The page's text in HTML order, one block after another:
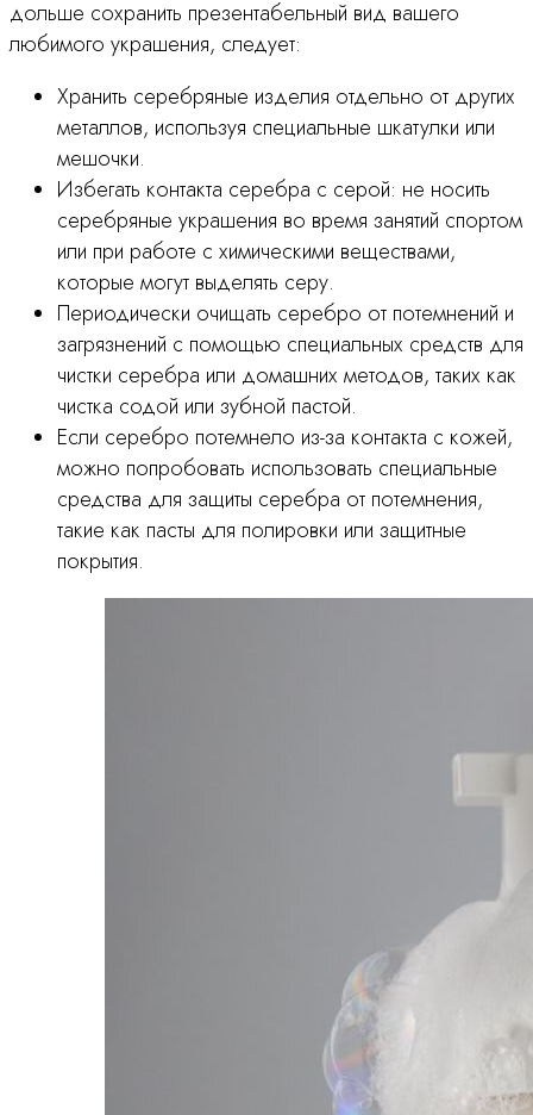
дольше сохранить презентабельный вид вашего
любимого украшения, следует:
Хранить серебряные изделия отдельно от других
металлов, используя специальные шкатулки или
мешочки.
Избегать контакта серебра с серой: не носить
серебряные украшения во время занятий спортом
или при работе с химическими веществами,
которые могут выделять серу.
Периодически очищать серебро от потемнений и
загрязнений с помощью специальных средств для
чистки серебра или домашних методов, таких как
чистка содой или зубной пастой.
Если серебро потемнело из-за контакта с кожей,
можно попробовать использовать специальные
средства для защиты серебра от потемнения,
такие как пасты для полировки или защитные
покрытия.